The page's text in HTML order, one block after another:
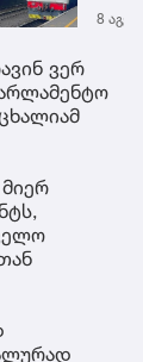
8 აგვ
ვერ